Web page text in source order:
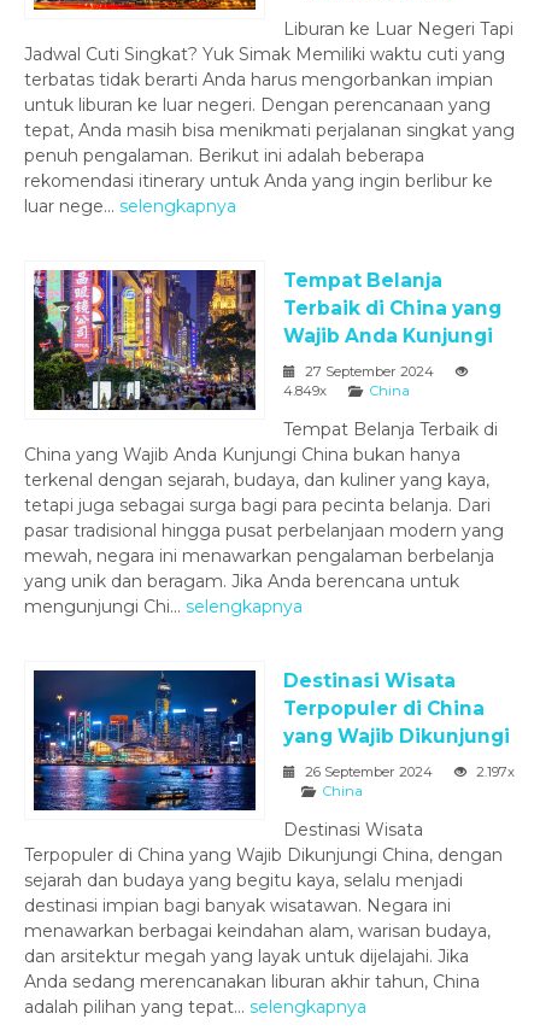
Liburan ke Luar Negeri Tapi
Jadwal Cuti Singkat? Yuk Simak Memiliki waktu cuti yang
terbatas tidak berarti Anda harus mengorbankan impian
untuk liburan ke luar negeri. Dengan perencanaan yang
tepat, Anda masih bisa menikmati perjalanan singkat yang
penuh pengalaman. Berikut ini adalah beberapa
rekomendasi itinerary untuk Anda yang ingin berlibur ke
luar nege... selengkapnya
Tempat Belanja
Terbaik di China yang
Wajib Anda Kunjungi
27 September 2024
4.849x
China
Tempat Belanja Terbaik di
China yang Wajib Anda Kunjungi China bukan hanya
terkenal dengan sejarah, budaya, dan kuliner yang kaya,
tetapi juga sebagai surga bagi para pecinta belanja. Dari
pasar tradisional hingga pusat perbelanjaan modern yang
mewah, negara ini menawarkan pengalaman berbelanja
yang unik dan beragam. Jika Anda berencana untuk
mengunjungi Chi... selengkapnya
Destinasi Wisata
Terpopuler di China
yang Wajib Dikunjungi
26 September 2024
2.197x
China
Destinasi Wisata
Terpopuler di China yang Wajib Dikunjungi China, dengan
sejarah dan budaya yang begitu kaya, selalu menjadi
destinasi impian bagi banyak wisatawan. Negara ini
menawarkan berbagai keindahan alam, warisan budaya,
dan arsitektur megah yang layak untuk dijelajahi. Jika
Anda sedang merencanakan liburan akhir tahun, China
adalah pilihan yang tepat... selengkapnya